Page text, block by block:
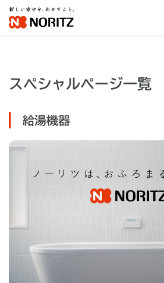
スペシャルページ一覧
給湯機器